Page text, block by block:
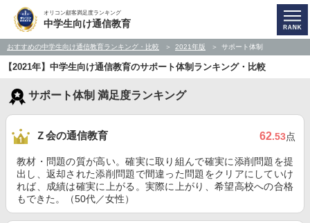
オリコン顧客満足度ランキング
中学生向け通信教育
おすすめの中学生向け通信教育ランキング・比較 2021年版 サポート体制
【2021年】中学生向け通信教育のサポート体制ランキング・比較
サポート体制 満足度ランキング
Ｚ会の通信教育 62.53点
教材・問題の質が高い。確実に取り組んで確実に添削問題を提
出し、返却された添削問題で間違った問題をクリアにしていけ
れば、成績は確実に上がる。実際に上がり、希望高校への合格
もできた。（50代／女性）